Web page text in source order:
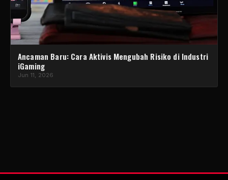
Ancaman Baru: Cara Aktivis Mengubah Risiko di Industri
iGaming
Jun 11, 2026